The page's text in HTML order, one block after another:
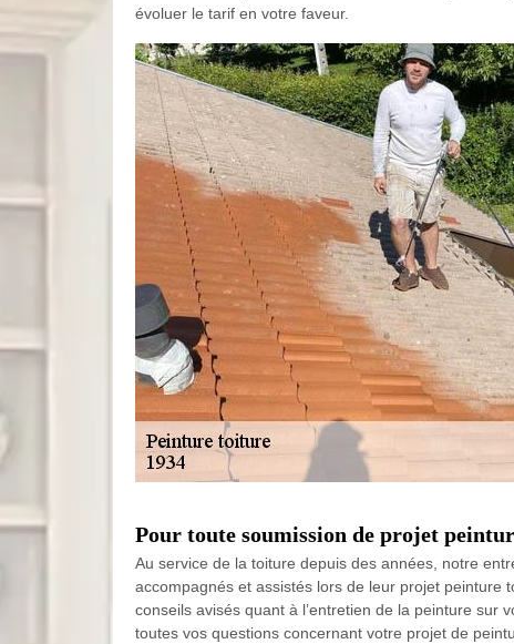
évoluer le tarif en votre faveur.
Pour toute soumission de projet
Au service de la toiture depuis des années, notre
accompagnés et assistés lors de leur projet peinture
conseils avisés quant à l’entretien de la peinture sur
toutes vos questions concernant votre projet de